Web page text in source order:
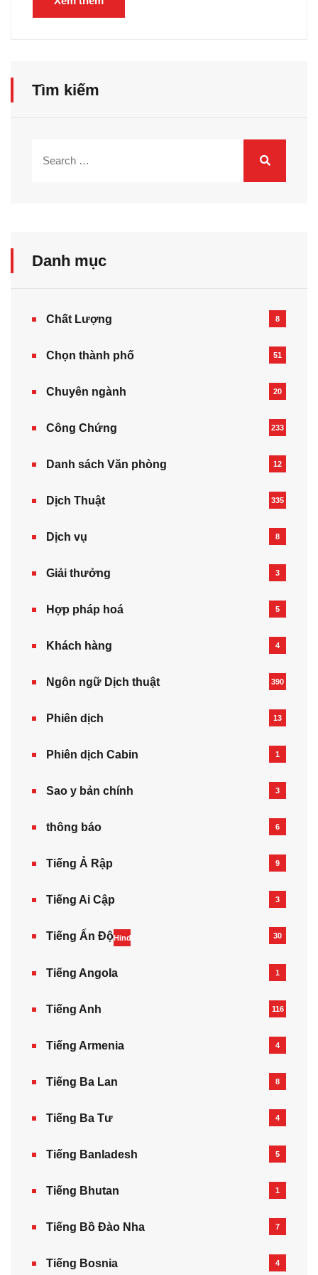
Tìm kiếm
Danh mục
Chất Lượng 8
Chọn thành phố 51
Chuyên ngành 20
Công Chứng 233
Danh sách Văn phòng 12
Dịch Thuật 335
Dịch vụ 8
Giải thưởng 3
Hợp pháp hoá 5
Khách hàng 4
Ngôn ngữ Dịch thuật 390
Phiên dịch 13
Phiên dịch Cabin 1
Sao y bản chính 3
thông báo 6
Tiếng Ả Rập 9
Tiếng Ai Cập 3
Tiếng Ấn ĐộHindi 30
Tiếng Angola 1
Tiếng Anh 116
Tiếng Armenia‎ 4
Tiếng Ba Lan 8
Tiếng Ba Tư 4
Tiếng Banladesh 5
Tiếng Bhutan 1
Tiếng Bồ Đào Nha 7
Tiếng Bosnia 4